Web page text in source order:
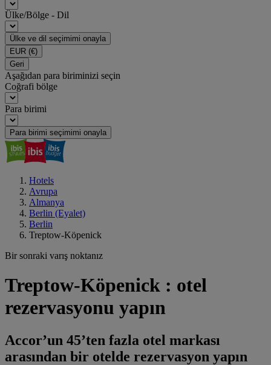
Ülke/Bölge - Dil
Ülke ve dil seçimimi onayla
EUR (€)
Geri
Aşağıdan para biriminizi seçin
Coğrafi bölge
Para birimi
Para birimi seçimimi onayla
Hotels
Avrupa
Almanya
Berlin (Eyalet)
Berlin
Treptow-Köpenick
Bir sonraki varış noktanız
Treptow-Köpenick : otel
rezervasyonu yapın
Accor’un 45’ten fazla otel markası
arasından bir otelde rezervasyon yapın